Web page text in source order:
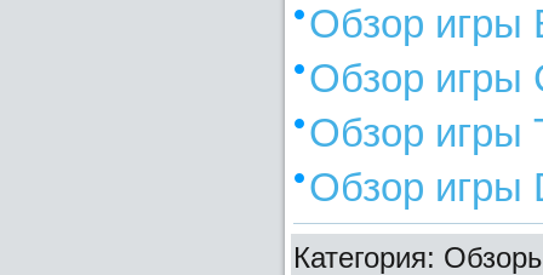
Обзор игры
Обзор игры
Обзор игры
Обзор игры
Категория: